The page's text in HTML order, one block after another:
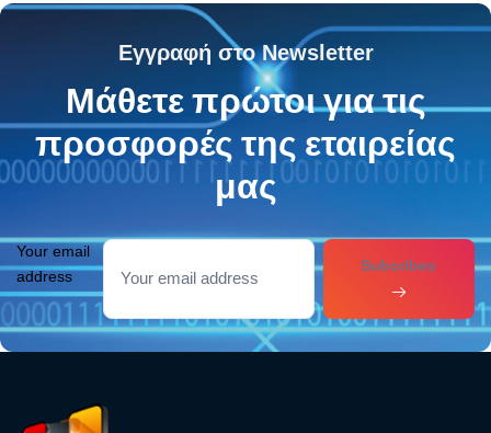
Εγγραφή στο Newsletter
Μάθετε πρώτοι για τις
προσφορές της εταιρείας
μας
Your email
address
Subcribes